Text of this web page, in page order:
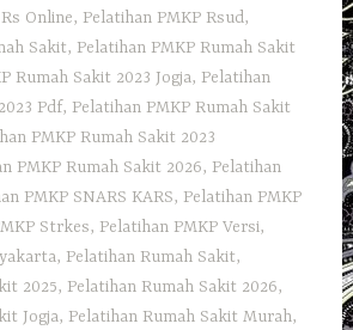
Online, Pelatihan PMKP Rsud,
Sakit, Pelatihan PMKP Rumah Sakit
Rumah Sakit 2023 Jogja, Pelatihan
Pdf, Pelatihan PMKP Rumah Sakit
PMKP Rumah Sakit 2023
PMKP Rumah Sakit 2026, Pelatihan
PMKP SNARS KARS, Pelatihan PMKP
Strkes, Pelatihan PMKP Versi,
, Pelatihan Rumah Sakit‎,
2025, Pelatihan Rumah Sakit 2026,
Jogja, Pelatihan Rumah Sakit Murah,